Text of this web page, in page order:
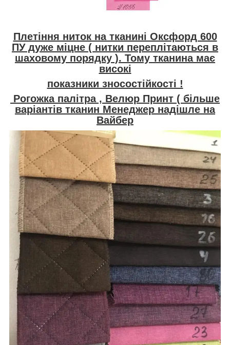
Плетіння ниток на тканині Оксфорд 600
ПУ дуже міцне ( нитки переплітаються в
шаховому порядку ). Тому тканина має
високі
показники зносостійкості !
Рогожка палітра , Велюр Принт ( більше
варіантів тканин Менеджер надішле на
Вайбер